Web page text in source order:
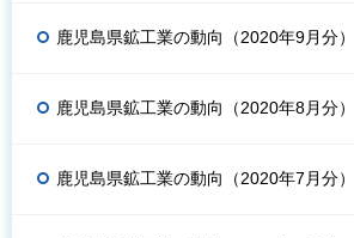
鹿児島県鉱工業の動向（2020年9月分）
鹿児島県鉱工業の動向（2020年8月分）
鹿児島県鉱工業の動向（2020年7月分）